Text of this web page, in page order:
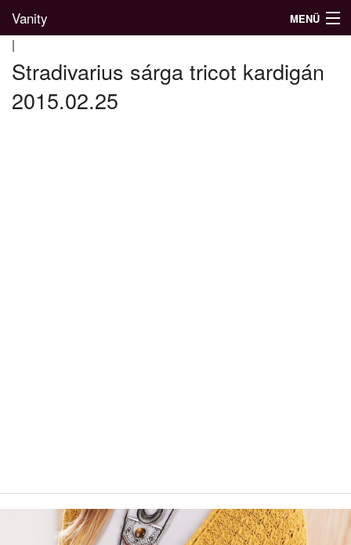
Vanity MENÜ
Divatblog
|
Stradivarius sárga tricot kardigán
2015.02.25